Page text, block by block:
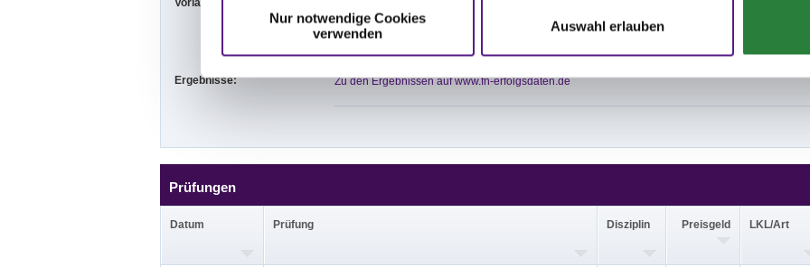
Nur notwendige Cookies
verwenden
Auswahl erlauben
Vorläufige Zeitenteilung:
So. vorm.: 9,10,11; nachm.: 12,13,14
Ergebnisse: Zu den Ergebnissen auf www.fn-erfolgsdaten.de
Prüfungen
Datum Prüfung Disziplin Preisgeld LKL/Art